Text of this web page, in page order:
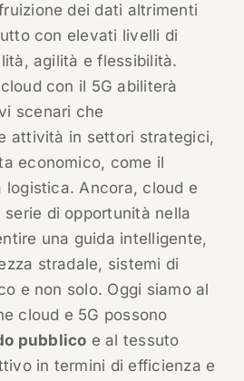
dei dati altrimenti
con elevati livelli di
agilità e flessibilità.
con il 5G abiliterà
scenari che
attività in settori strategici,
economico, come il
logistica. Ancora, cloud e
serie di opportunità nella
una guida intelligente,
stradale, sistemi di
e non solo. Oggi siamo al
cloud e 5G possono
pubblico e al tessuto
in termini di efficienza e